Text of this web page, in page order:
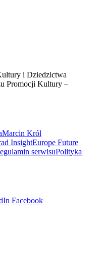
i Dziedzictwa
Promocji Kultury –
Marcin Król
InsightEurope Future
serwisuPolityka
Facebook